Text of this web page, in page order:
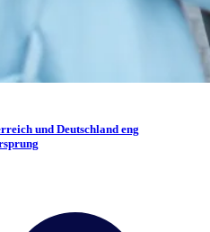
und Deutschland eng